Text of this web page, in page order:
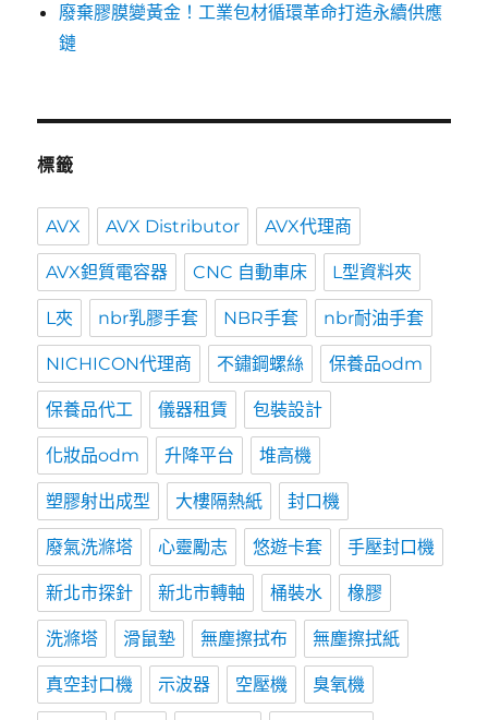
廢棄膠膜變黃金！工業包材循環革命打造永續供應
鏈
標籤
AVX AVX Distributor AVX代理商
AVX鉭質電容器 CNC 自動車床 L型資料夾
L夾 nbr乳膠手套 NBR手套 nbr耐油手套
NICHICON代理商 不鏽鋼螺絲 保養品odm
保養品代工 儀器租賃 包裝設計
化妝品odm 升降平台 堆高機
塑膠射出成型 大樓隔熱紙 封口機
廢氣洗滌塔 心靈勵志 悠遊卡套 手壓封口機
新北市探針 新北市轉軸 桶裝水 橡膠
洗滌塔 滑鼠墊 無塵擦拭布 無塵擦拭紙
真空封口機 示波器 空壓機 臭氧機